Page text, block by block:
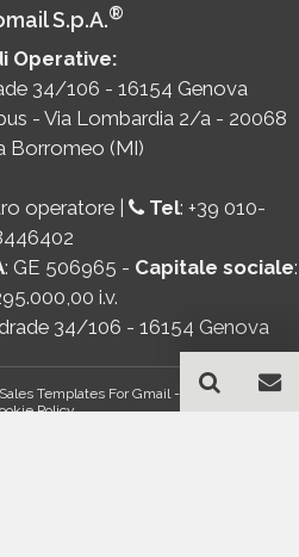
S.p.A.®
Operative:
34/106 - 16154 Genova
- Via Lombardia 2/a - 20068
Borromeo (MI)
operatore | Tel: +39 010-
: GE 506965 - Capitale sociale:
i.v.
34/106 - 16154 Genova
Sales Templates For Gmail - AddOn Policy|
Policy